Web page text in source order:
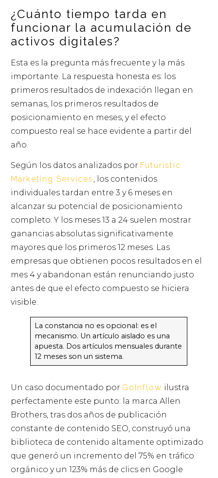
¿Cuánto tiempo tarda en
funcionar la acumulación de
activos digitales?
Esta es la pregunta más frecuente y la más
importante. La respuesta honesta es: los
primeros resultados de indexación llegan en
semanas, los primeros resultados de
posicionamiento en meses, y el efecto
compuesto real se hace evidente a partir del
año.
Según los datos analizados por Futuristic
Marketing Services , los contenidos
individuales tardan entre 3 y 6 meses en
alcanzar su potencial de posicionamiento
completo. Y los meses 13 a 24 suelen mostrar
ganancias absolutas significativamente
mayores que los primeros 12 meses. Las
empresas que obtienen pocos resultados en el
mes 4 y abandonan están renunciando justo
antes de que el efecto compuesto se hiciera
visible.
La constancia no es opcional: es el
mecanismo. Un artículo aislado es una
apuesta. Dos artículos mensuales durante
12 meses son un sistema.
Un caso documentado por GoInflow ilustra
perfectamente este punto: la marca Allen
Brothers, tras dos años de publicación
constante de contenido SEO, construyó una
biblioteca de contenido altamente optimizado
que generó un incremento del 75% en tráfico
orgánico y un 123% más de clics en Google